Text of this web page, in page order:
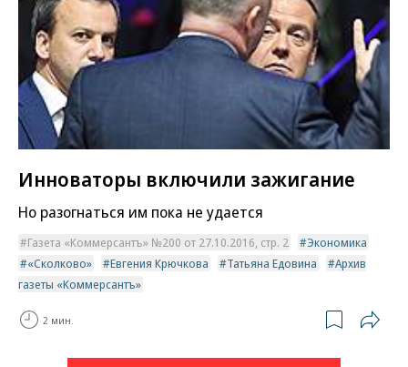
Инноваторы включили зажигание
Но разогнаться им пока не удается
Газета «Коммерсантъ» №200 от 27.10.2016, стр. 2
Экономика
«Сколково»
Евгения Крючкова Татьяна Едовина
Архив
газеты «Коммерсантъ»
2 мин.